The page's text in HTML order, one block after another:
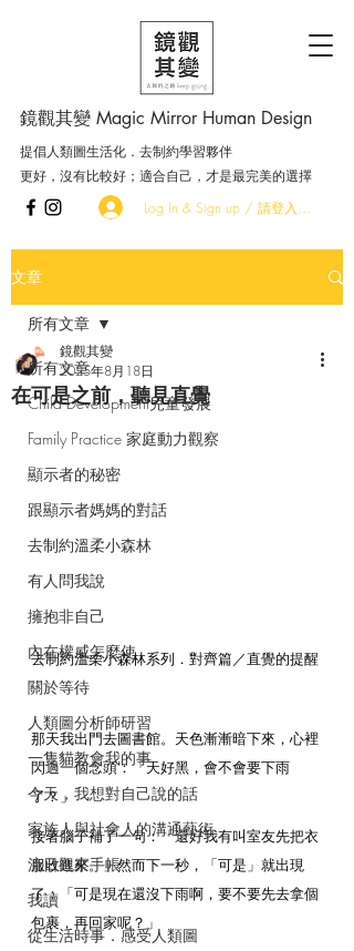
鏡觀其變 Magic Mirror Human Design
提倡人類圖生活化．去制約學習夥伴
更好，沒有比較好；適合自己，才是最完美的選擇
Log In & Sign up / 請登入．加入會員
文章
所有文章
Child Development兒童發展
Family Practice 家庭動力觀察
顯示者的秘密
跟顯示者媽媽的對話
去制約溫柔小森林
有人問我說
擁抱非自己
內在權威怎麼使
關於等待
人類圖分析師研習
一隻貓教會我的事
今天，我想對自己說的話
家族人與社會人的溝通藝術
流日觀察手帳
我讀
從生活時事．感受人類圖
所有文章
在可是之前，聽見直覺
鏡觀其變
2025年8月18日
去制約溫柔小森林系列．對齊篇／直覺的提醒
那天我出門去圖書館。天色漸漸暗下來，心裡
閃過一個念頭：「天好黑，會不會要下雨
了？」
接著腦子補了一句：「還好我有叫室友先把衣
服收進來。」然而下一秒，「可是」就出現
了：「可是現在還沒下雨啊，要不要先去拿個
包裹，再回家呢？」